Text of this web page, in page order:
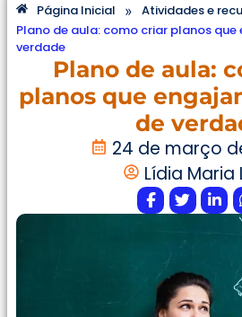
Página Inicial » Atividades e
Plano de aula: como criar planos que
verdade
Plano de aula:
planos que
de
24 de março
Lídia Maria